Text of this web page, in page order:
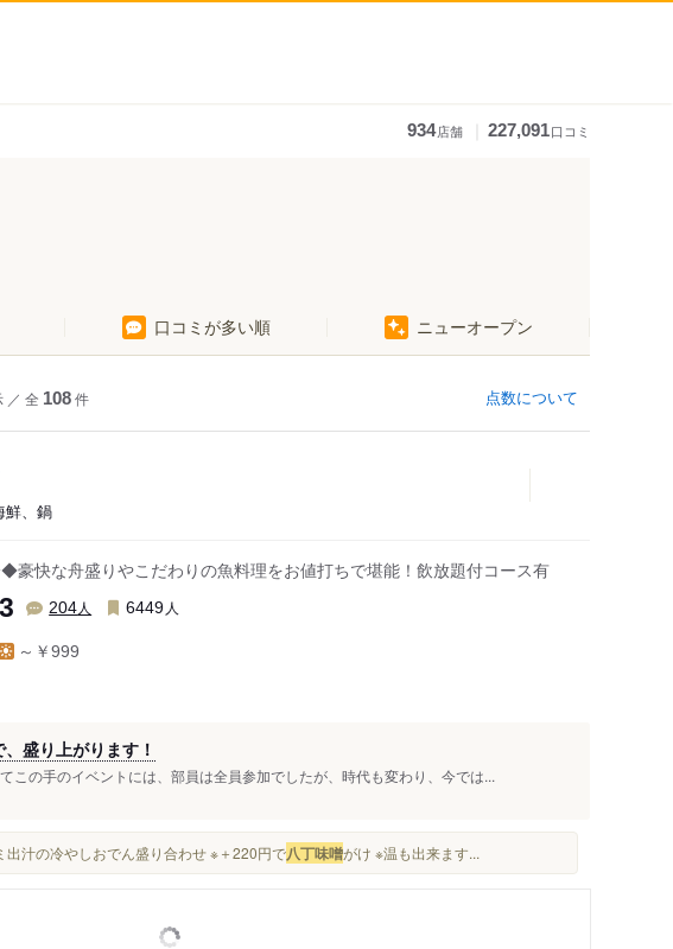
934店舗 227,091口コミ
口コミが多い順 ニューオープン
／ 全 108件 点数について
鮮、鍋
快な舟盛りやこだわりの魚料理をお値打ちで堪能！飲放題付コース有
204人 6449 人
～￥999
盛り上がります！
この手のイベントには、部員は全員参加でしたが、時代も変わり、今では...
汁の冷やしおでん盛り合わせ ※＋220円で八丁味噌がけ ※温も出来ます...